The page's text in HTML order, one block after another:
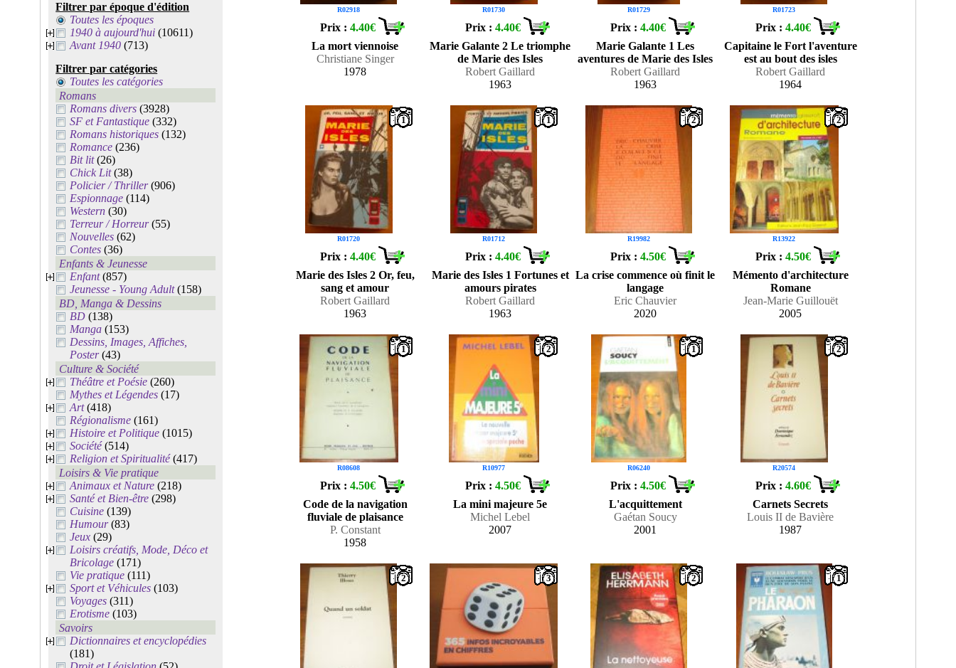
Filtrer par époque d'édition
Toutes les époques
1940 à aujourd'hui (10611)
Avant 1940 (713)
Filtrer par catégories
Toutes les catégories
Romans
Romans divers (3928)
SF et Fantastique (332)
Romans historiques (132)
Romance (236)
Bit lit(26)
Chick Lit(38)
Policier / Thriller(906)
Espionnage (114)
Western (30)
Terreur / Horreur(55)
Nouvelles (62)
Contes (36)
Enfants & Jeunesse
Enfant(857)
Jeunesse - Young Adult(158)
BD, Manga & Dessins
BD (138)
Manga (153)
Dessins, Images, Affiches,
Poster(43)
Culture & Société
Théâtre et Poésie (260)
Mythes et Légendes (17)
Art(418)
Régionalisme (161)
Histoire et Politique (1015)
Société(514)
Religion et Spiritualité(417)
Loisirs & Vie pratique
Animaux et Nature (218)
Santé et Bien-être (298)
Cuisine (139)
Humour(83)
Jeux (29)
Loisirs créatifs, Mode, Déco et
Bricolage (171)
Vie pratique (111)
Sport et Véhicules (103)
Voyages (311)
Erotisme (103)
Savoirs
Dictionnaires et encyclopédies
(181)
R02918
Prix :4.40€
La mort viennoise
Christiane Singer
1978
R01730
Prix :4.40€
Marie Galante 2 Le triomphe
de Marie des Isles
Robert Gaillard
1963
R01729
Prix :4.40€
Marie Galante 1 Les
aventures de Marie des Isles
Robert Gaillard
1963
R01723
Prix :4.40€
Capitaine le Fort l'aventure
est au bout des isles
Robert Gaillard
1964
R01720
1
Prix :4.40€
Marie des Isles 2 Or, feu,
sang et amour
Robert Gaillard
1963
R01712
1
Prix :4.40€
Marie des Isles 1 Fortunes et
amours pirates
Robert Gaillard
1963
R19982
2
Prix :4.50€
La crise commence où finit le
langage
Eric Chauvier
2020
R13922
2
Prix :4.50€
Mémento d'architecture
Romane
Jean-Marie Guillouët
2005
R08608
1
Prix :4.50€
Code de la navigation
fluviale de plaisance
P. Constant
1958
R10977
2
Prix :4.50€
La mini majeure 5e
Michel Lebel
2007
R06240
1
Prix :4.50€
L'acquittement
Gaétan Soucy
2001
R20574
2
Prix :4.60€
Carnets Secrets
Louis II de Bavière
1987
2 3 2 1